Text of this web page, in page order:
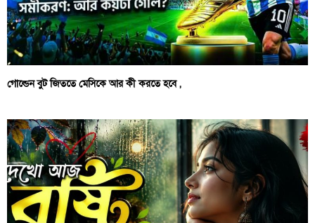
গোল্ডেন বুট জিততে মেসিকে আর কী করতে হবে ,